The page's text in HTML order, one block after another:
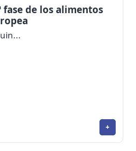
fase de los alimentos
+